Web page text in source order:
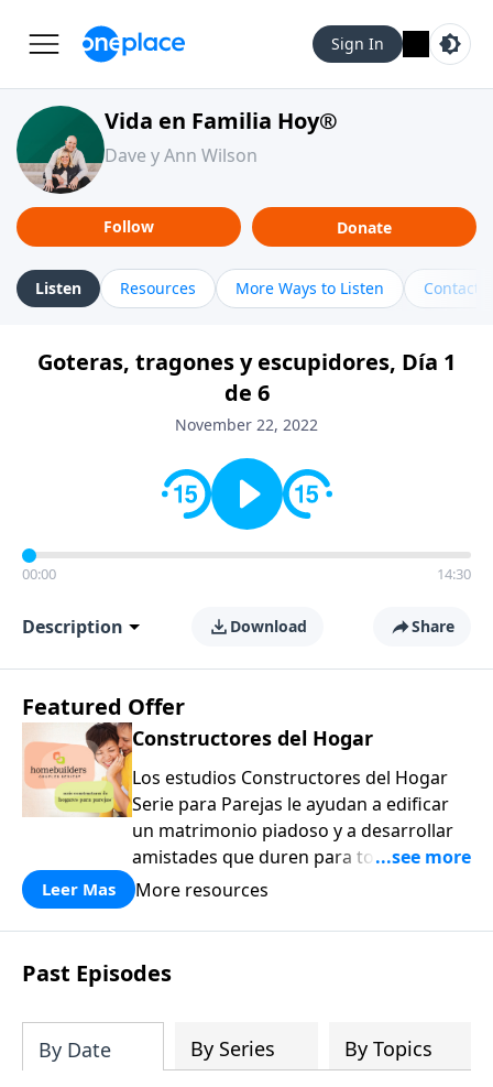
Sign In
Vida en Familia Hoy®
Dave y Ann Wilson
Follow Donate
Listen Resources More Ways to Listen Contact
Goteras, tragones y escupidores, Día 1
de 6
November 22, 2022
00:00 14:30
Description Download Share
Featured Offer
Constructores del Hogar
Los estudios Constructores del Hogar
Serie para Parejas le ayudan a edificar
un matrimonio piadoso y a desarrollar
amistades que duren para toda la vida.
¡Únase a uno de los estudios de grupos
a casa los principios de la Palabra de
Dios para compartirlos con su familia,
su iglesia y su comunidad!
Leer Mas More resources
Past Episodes
By Date By Series By Topics